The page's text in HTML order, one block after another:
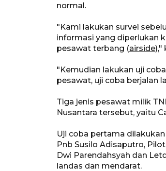
normal.
"Kami lakukan survei
informasi yang diperlukan
pesawat terbang (airside),"
"Kemudian lakukan uji
pesawat, uji coba berjalan
Tiga jenis pesawat milik
Nusantara tersebut, yaitu
Uji coba pertama
Pnb Susilo Adisaputro,
Dwi Parendahsyah dan
landas dan mendarat.